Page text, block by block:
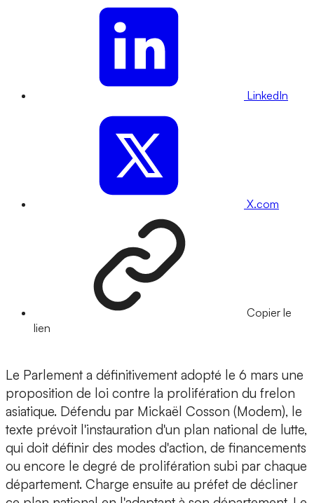
LinkedIn
X.com
Copier le
lien
Le Parlement a définitivement adopté le 6 mars une
proposition de loi contre la prolifération du frelon
asiatique. Défendu par Mickaël Cosson (Modem), le
texte prévoit l'instauration d'un plan national de lutte,
qui doit définir des modes d'action, de financements
ou encore le degré de prolifération subi par chaque
département. Charge ensuite au préfet de décliner